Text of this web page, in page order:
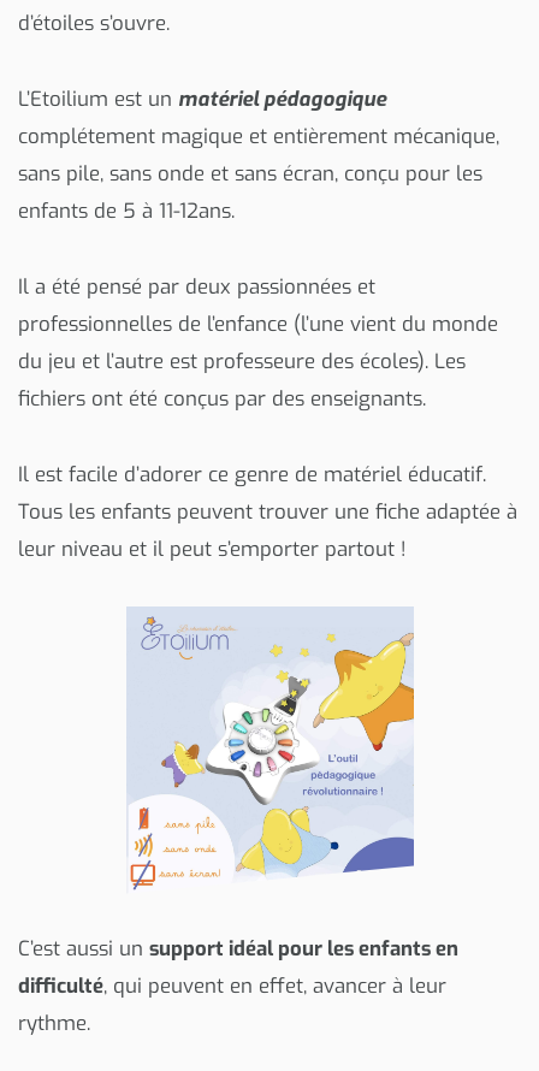
d’étoiles s’ouvre.
L’Etoilium est un matériel pédagogique
complétement magique et entièrement mécanique,
sans pile, sans onde et sans écran, conçu pour les
enfants de 5 à 11-12ans.
Il a été pensé par deux passionnées et
professionnelles de l’enfance (l’une vient du monde
du jeu et l’autre est professeure des écoles). Les
fichiers ont été conçus par des enseignants.
Il est facile d’adorer ce genre de matériel éducatif.
Tous les enfants peuvent trouver une fiche adaptée à
leur niveau et il peut s’emporter partout !
C’est aussi un support idéal pour les enfants en
difficulté, qui peuvent en effet, avancer à leur
rythme.